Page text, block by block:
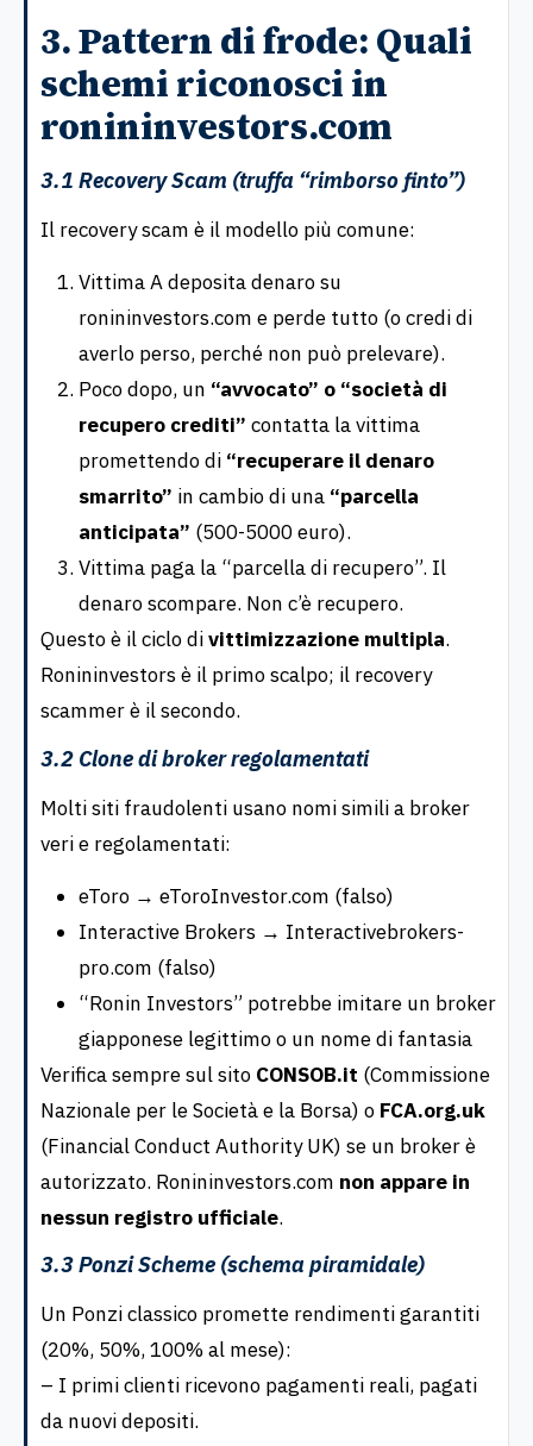
3. Pattern di frode: Quali
schemi riconosci in
ronininvestors.com
3.1 Recovery Scam (truffa “rimborso finto”)
Il recovery scam è il modello più comune:
Vittima A deposita denaro su
ronininvestors.com e perde tutto (o credi di
averlo perso, perché non può prelevare).
Poco dopo, un “avvocato” o “società di
recupero crediti” contatta la vittima
promettendo di “recuperare il denaro
smarrito” in cambio di una “parcella
anticipata” (500-5000 euro).
Vittima paga la “parcella di recupero”. Il
denaro scompare. Non c’è recupero.
Questo è il ciclo divittimizzazione multipla.
Ronininvestors è il primo scalpo; il recovery
scammer è il secondo.
3.2 Clone di broker regolamentati
Molti siti fraudolenti usano nomi simili a broker
veri e regolamentati:
eToro → eToroInvestor.com (falso)
Interactive Brokers → Interactivebrokers-
pro.com (falso)
“Ronin Investors” potrebbe imitare un broker
giapponese legittimo o un nome di fantasia
Verifica sempre sul sito CONSOB.it (Commissione
Nazionale per le Società e la Borsa) o FCA.org.uk
(Financial Conduct Authority UK) se un broker è
autorizzato. Ronininvestors.com non appare in
nessun registro ufficiale.
3.3 Ponzi Scheme (schema piramidale)
Un Ponzi classico promette rendimenti garantiti
(20%, 50%, 100% al mese):
– I primi clienti ricevono pagamenti reali, pagati
da nuovi depositi.